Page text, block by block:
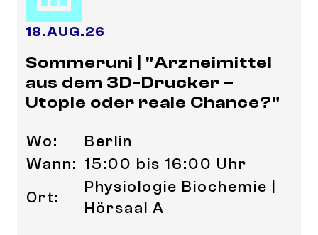
18.AUG.26
Sommeruni | "Arzneimittel
aus dem 3D-Drucker –
Utopie oder reale Chance?"
Wo:
Berlin
Wann: 15:00 bis 16:00 Uhr
Ort:
Physiologie Biochemie |
Hörsaal A